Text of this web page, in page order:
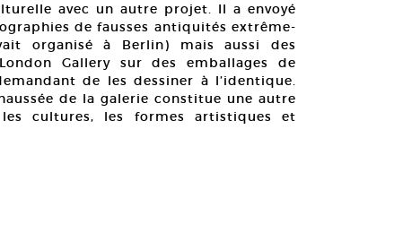
avec un autre projet. Il a envoyé
de fausses antiquités extrême-
organisé à Berlin) mais aussi des
Gallery sur des emballages de
de les dessiner à l’identique.
de la galerie constitue une autre
cultures, les formes artistiques et